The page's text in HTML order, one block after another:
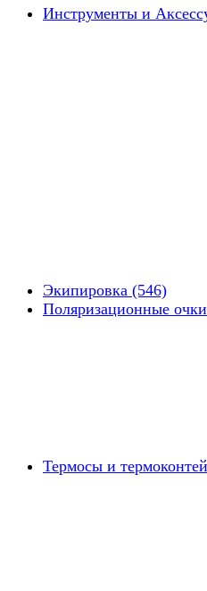
Инструменты и
Экипировка (546)
Поляризационные
Термосы и